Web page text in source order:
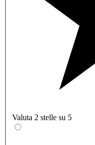
Valuta 2 stelle su 5